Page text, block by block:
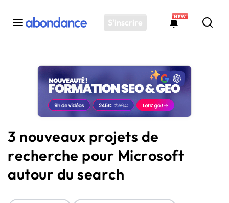
S'inscrire
NEW
Toutes les actus
Actus SEO
Plateforme
Solutions
Ressources
Audit SEO
3 nouveaux projets de
recherche pour Microsoft
autour du search